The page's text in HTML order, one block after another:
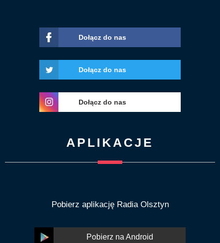
Dołącz do nas
Dołącz do nas
Dołącz do nas
APLIKACJE
Pobierz aplikację Radia Olsztyn
Pobierz na Android